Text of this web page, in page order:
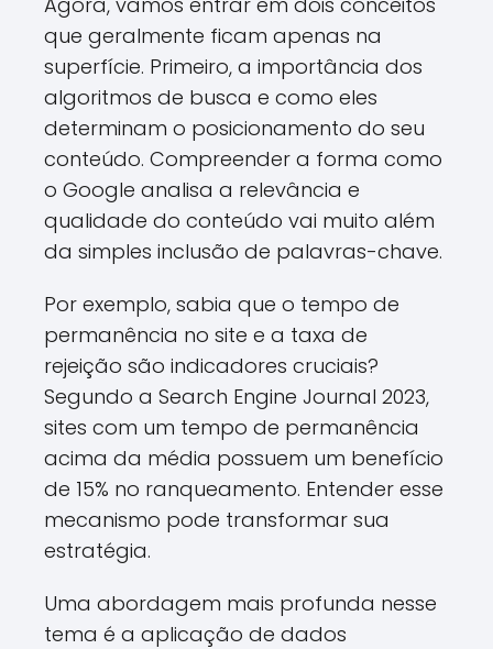
que geralmente ficam apenas na
superfície. Primeiro, a importância dos
algoritmos de busca e como eles
determinam o posicionamento do seu
conteúdo. Compreender a forma como
o Google analisa a relevância e
qualidade do conteúdo vai muito além
da simples inclusão de palavras-chave.
Por exemplo, sabia que o tempo de
permanência no site e a taxa de
rejeição são indicadores cruciais?
Segundo a Search Engine Journal 2023,
sites com um tempo de permanência
acima da média possuem um benefício
de 15% no ranqueamento. Entender esse
mecanismo pode transformar sua
estratégia.
Uma abordagem mais profunda nesse
tema é a aplicação de dados